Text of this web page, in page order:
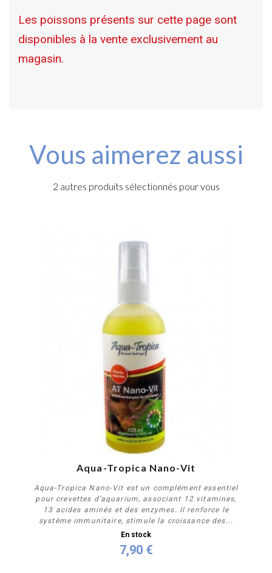
Les poissons présents sur cette page sont
disponibles à la vente exclusivement au
magasin.
Vous aimerez aussi
2 autres produits sélectionnés pour vous
Aqua-Tropica Nano-Vit
Aqua-Tropica Nano-Vit est un complément essentiel
pour crevettes d’aquarium, associant 12 vitamines,
13 acides aminés et des enzymes. Il renforce le
système immunitaire, stimule la croissance des...
En stock
7,90 €